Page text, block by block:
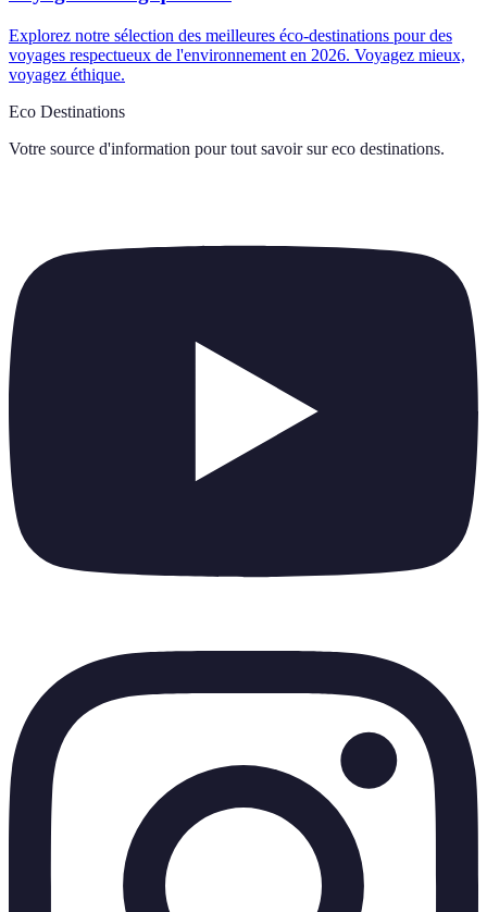
Explorez notre sélection des meilleures éco-destinations pour des
voyages respectueux de l'environnement en 2026. Voyagez mieux,
voyagez éthique.
Eco Destinations
Votre source d'information pour tout savoir sur eco destinations.